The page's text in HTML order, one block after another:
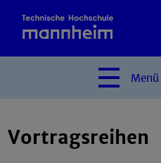
Menü
Vortragsreihen